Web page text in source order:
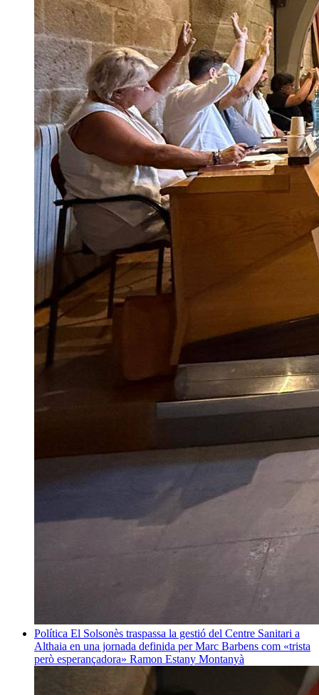
Política El Solsonès traspassa la gestió del Centre Sanitari a
Althaia en una jornada definida per Marc Barbens com «trista
però esperançadora» Ramon Estany Montanyà